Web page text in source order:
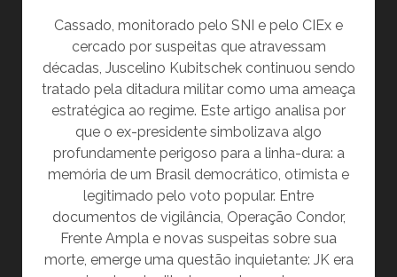
Cassado, monitorado pelo SNI e pelo CIEx e
cercado por suspeitas que atravessam
décadas, Juscelino Kubitschek continuou sendo
tratado pela ditadura militar como uma ameaça
estratégica ao regime. Este artigo analisa por
que o ex-presidente simbolizava algo
profundamente perigoso para a linha-dura: a
memória de um Brasil democrático, otimista e
legitimado pelo voto popular. Entre
documentos de vigilância, Operação Condor,
Frente Ampla e novas suspeitas sobre sua
morte, emerge uma questão inquietante: JK era